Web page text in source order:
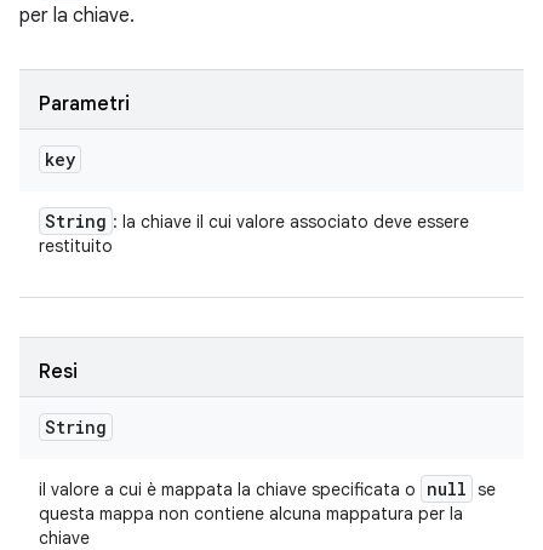
per la chiave.
Parametri
key
String : la chiave il cui valore associato deve essere
restituito
Resi
String
il valore a cui è mappata la chiave specificata o null se
questa mappa non contiene alcuna mappatura per la
chiave